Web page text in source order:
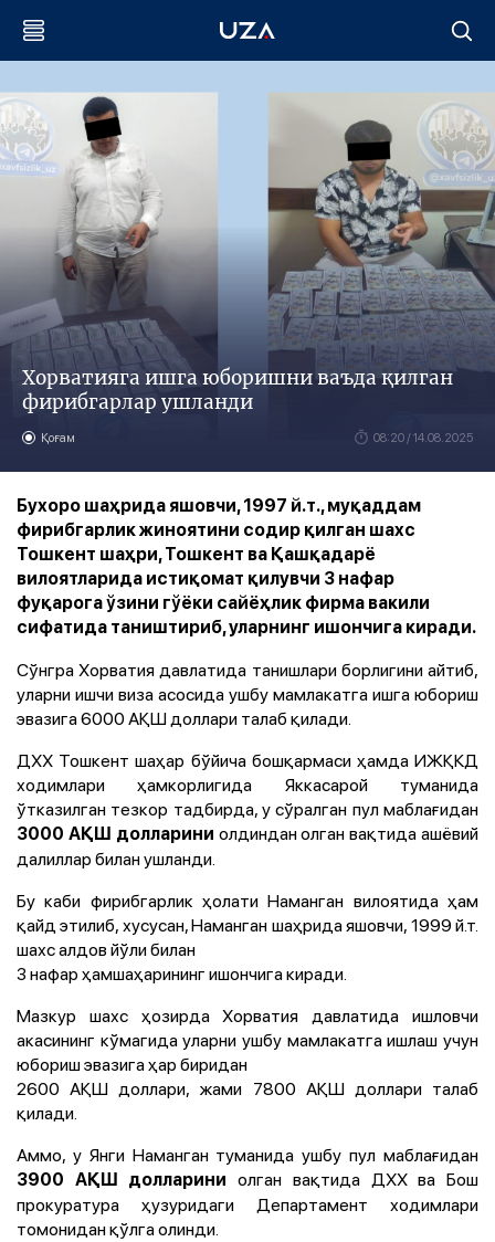
Хорватияга ишга юборишни ваъда қилган
фирибгарлар ушланди
Қоғам 08:20 / 14.08.2025
Бухоро шаҳрида яшовчи, 1997 й.т., муқаддам
фирибгарлик жиноятини содир қилган шахс
Тошкент шаҳри, Тошкент ва Қашқадарё
вилоятларида истиқомат қилувчи 3 нафар
фуқарога ўзини гўёки сайёҳлик фирма вакили
сифатида таништириб, уларнинг ишончига киради.
Сўнгра Хорватия давлатида танишлари борлигини айтиб,
уларни ишчи виза асосида ушбу мамлакатга ишга юбориш
эвазига 6000 АҚШ доллари талаб қилади.
ДХХ Тошкент шаҳар бўйича бошқармаси ҳамда ИЖҚКД
ходимлари ҳамкорлигида Яккасарой туманида
ўтказилган тезкор тадбирда, у сўралган пул маблағидан
3000 АҚШ долларини олдиндан олган вақтида ашёвий
далиллар билан ушланди.
Бу каби фирибгарлик ҳолати Наманган вилоятида ҳам
қайд этилиб, хусусан, Наманган шаҳрида яшовчи, 1999 й.т.
шахс алдов йўли билан
3 нафар ҳамшаҳарининг ишончига киради.
Мазкур шахс ҳозирда Хорватия давлатида ишловчи
акасининг кўмагида уларни ушбу мамлакатга ишлаш учун
юбориш эвазига ҳар биридан
2600 АҚШ доллари, жами 7800 АҚШ доллари талаб
қилади.
Аммо, у Янги Наманган туманида ушбу пул маблағидан
3900 АҚШ долларини олган вақтида ДХХ ва Бош
прокуратура ҳузуридаги Департамент ходимлари
томонидан қўлга олинди.